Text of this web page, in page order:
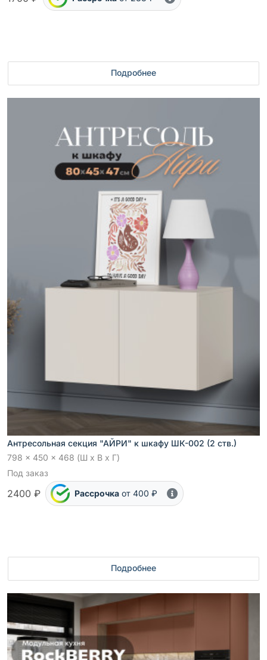
Подробнее
Антресольная секция "АЙРИ" к шкафу ШК-002 (2 ств.)
798 x 450 x 468 (Ш x В x Г)
Под заказ
2400 ₽ Рассрочка от 400 ₽
Подробнее